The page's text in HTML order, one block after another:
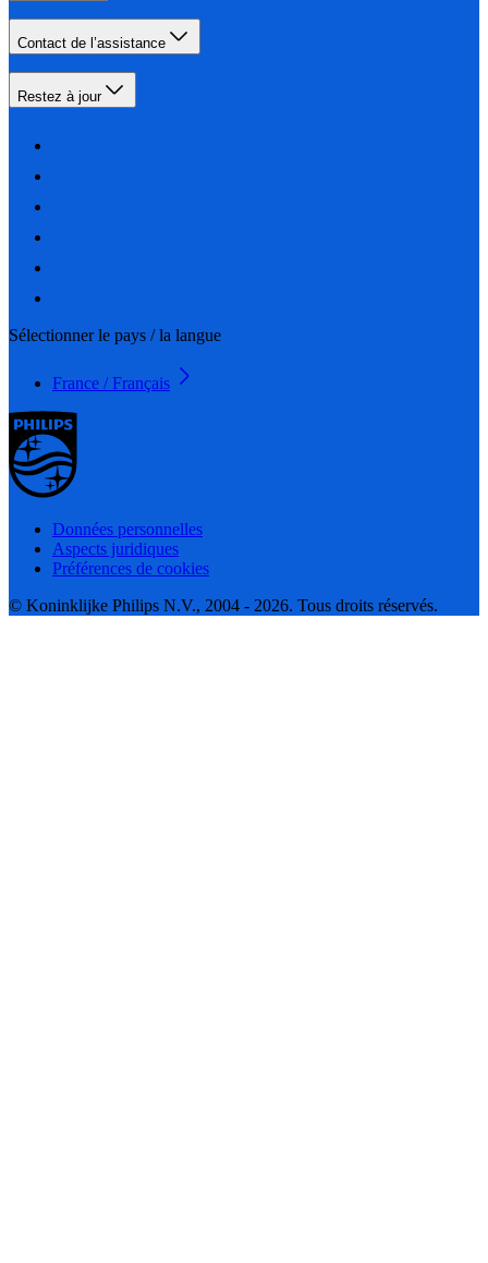
Contact de l’assistance
Restez à jour
Sélectionner le pays / la langue
France / Français
Données personnelles
Aspects juridiques
Préférences de cookies
© Koninklijke Philips N.V., 2004 - 2026. Tous droits réservés.